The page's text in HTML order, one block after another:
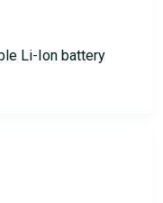
Li-Ion battery